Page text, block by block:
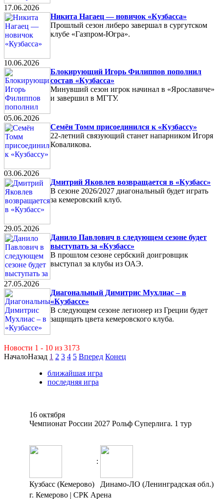
17.06.2026
Никита Нагаец — новичок «Кузбасса»
Прошлый сезон либеро завершал в сургутском
клубе «Газпром-Югра».
10.06.2026
Блокирующий Игорь Филиппов пополнил
состав «Кузбасса»
Минувший сезон игрок начинал в «Ярославиче»
и завершил в МГТУ.
05.06.2026
Семён Томм присоединился к «Кузбассу»
22-летний связующий станет напарником Игоря
Коваликова.
03.06.2026
Дмитрий Яковлев возвращается в «Кузбасс»
В сезоне 2026/2027 диагональный будет играть
за кемеровский клуб.
29.05.2026
Данило Павлович в следующем сезоне будет
выступать за «Кузбасс»
В прошлом сезоне сербский доигровщик
выступал за клубы из ОАЭ.
27.05.2026
Диагональный Димитрис Мухлиас – в
«Кузбассе»
В следующем сезоне легионер из Греции будет
защищать цвета кемеровского клуба.
Новости 1 - 10 из 3173
НачалоНазад 1 2 3 4 5 Вперед Конец
ближайшая игра
последняя игра
16 октября
Чемпионат России 2027 Рольф Суперлига. 1 тур
:
Кузбасс (Кемерово)
Динамо-ЛО (Ленинградская обл.)
г. Кемерово | СРК Арена